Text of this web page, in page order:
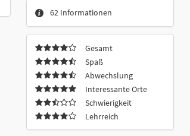
62 Informationen
Gesamt
Spaß
Abwechslung
Interessante Orte
Schwierigkeit
Lehrreich